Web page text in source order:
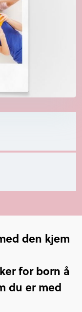
den kjem
for born å
du er med